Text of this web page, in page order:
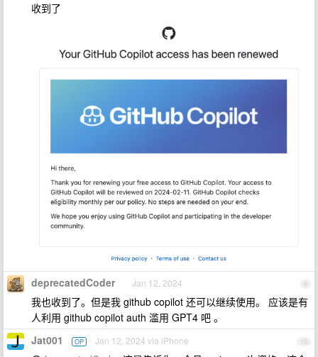
收到了
9
deprecatedCoder Jan 12, 2024
我也收到了。但是我 github copilot 还可以继续使用。 应该是有
人利用 github copilot auth 滥用 GPT4 吧 。
10
Jat001 OP Jan 12, 2024 via iPhone